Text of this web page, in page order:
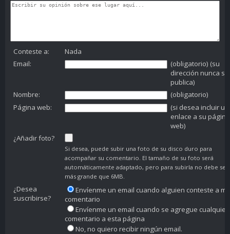
Conteste a:
Nada
Email:
(obligatorio) (su
dirección nunca se
publica)
Nombre:
(obligatorio)
Página web:
(si desea incluir un
enlace a su página
web)
¿Añadir foto?
Si desea, puede subir una foto de su disco duro para
acompañar su comentario. El tamaño de su foto será
automáticamente adaptado, pero para subirla no debe ser
más grande que 6MB.
¿Desea
suscribirse?
Envíenme un email cuando alguien conteste a mi
comentario
Envíenme un email cuando se agregue cualquier
comentario a esta página
No, no quiero recibir ningún email.